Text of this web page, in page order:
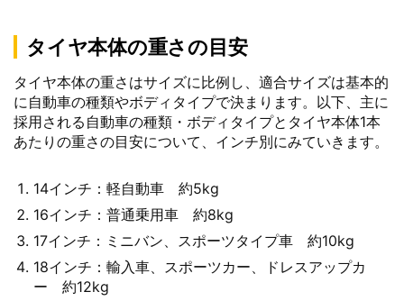
タイヤ本体の重さの目安
タイヤ本体の重さはサイズに比例し、適合サイズは基本的
に自動車の種類やボディタイプで決まります。以下、主に
採用される自動車の種類・ボディタイプとタイヤ本体1本
あたりの重さの目安について、インチ別にみていきます。
14インチ：軽自動車 約5kg
16インチ：普通乗用車 約8kg
17インチ：ミニバン、スポーツタイプ車 約10kg
18インチ：輸入車、スポーツカー、ドレスアップカ
ー 約12kg